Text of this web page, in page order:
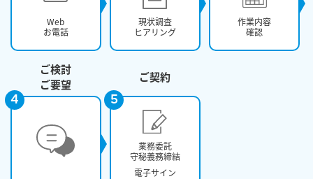
Web
お電話
現状調査
ヒアリング
作業内容
確認
ご検討
ご要望
4
ご契約
5
業務委託
守秘義務締結
電子サイン